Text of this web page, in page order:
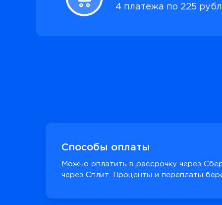
4 платежа по 225
Способы оплаты
Можно оплатить в рассрочку через
через Сплит. Проценты и переплаты